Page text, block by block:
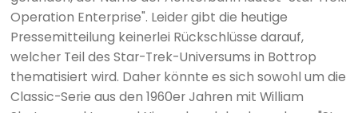
Operation Enterprise". Leider gibt die heutige
Pressemitteilung keinerlei Rückschlüsse darauf,
welcher Teil des Star-Trek-Universums in Bottrop
thematisiert wird. Daher könnte es sich sowohl um die
Classic-Serie aus den 1960er Jahren mit William